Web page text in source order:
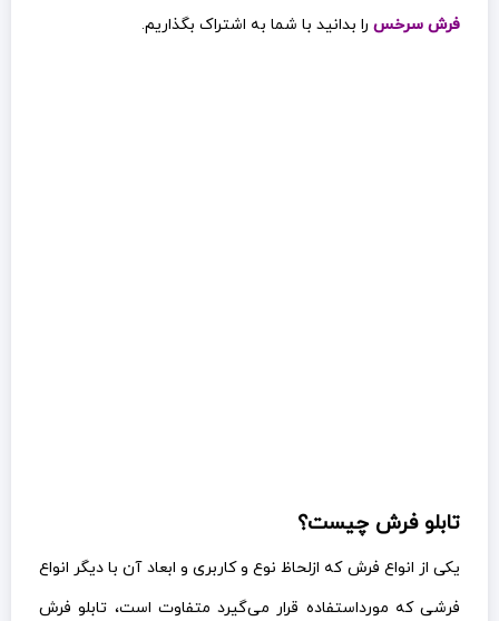
فرش سرخس را بدانید با شما به اشتراک بگذاریم.
تابلو فرش چیست؟
یکی از انواع فرش که ازلحاظ نوع و کاربری و ابعاد آن با دیگر انواع
فرشی که مورداستفاده قرار می‌گیرد متفاوت است، تابلو فرش